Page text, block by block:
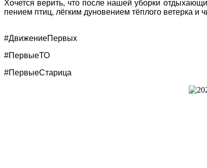
Хочется верить, что после нашей уборки
пением птиц, лёгким дуновением тёплого ветерка и
Бусурина
#ДвижениеПервых
#ПервыеТО
#ПервыеСтарица